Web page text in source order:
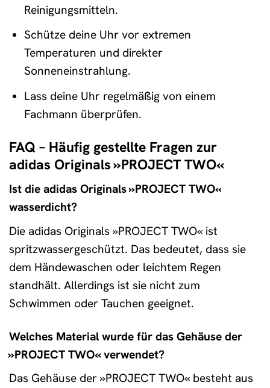
Reinigungsmitteln.
Schütze deine Uhr vor extremen
Temperaturen und direkter
Sonneneinstrahlung.
Lass deine Uhr regelmäßig von einem
Fachmann überprüfen.
FAQ – Häufig gestellte Fragen zur
adidas Originals »PROJECT TWO«
Ist die adidas Originals »PROJECT TWO«
wasserdicht?
Die adidas Originals »PROJECT TWO« ist
spritzwassergeschützt. Das bedeutet, dass sie
dem Händewaschen oder leichtem Regen
standhält. Allerdings ist sie nicht zum
Schwimmen oder Tauchen geeignet.
Welches Material wurde für das Gehäuse der
»PROJECT TWO« verwendet?
Das Gehäuse der »PROJECT TWO« besteht aus